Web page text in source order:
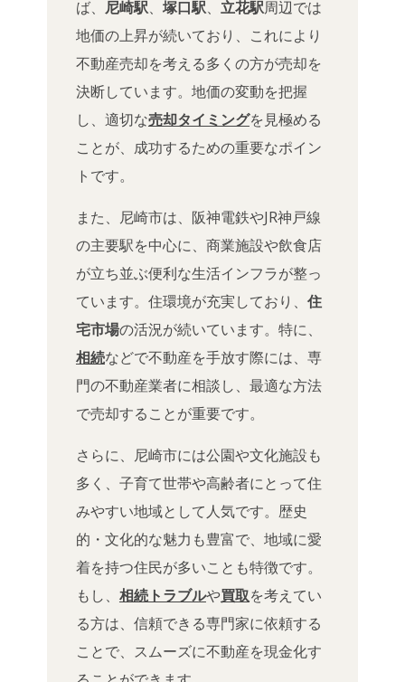
ば、 尼崎駅、 塚口駅、 立花駅周辺では
地価の上昇が続いており、これにより
不動産売却を考える多くの方が売却を
決断しています。地価の変動を把握
し、適切な売却タイミングを見極める
ことが、成功するための重要なポイン
トです。
また、尼崎市は、阪神電鉄やJR神戸線
の主要駅を中心に、商業施設や飲食店
が立ち並ぶ便利な生活インフラが整っ
ています。住環境が充実しており、 住
宅市場の活況が続いています。特に、
相続などで不動産を手放す際には、専
門の不動産業者に相談し、最適な方法
で売却することが重要です。
さらに、尼崎市には公園や文化施設も
多く、子育て世帯や高齢者にとって住
みやすい地域として人気です。歴史
的・文化的な魅力も豊富で、地域に愛
着を持つ住民が多いことも特徴です。
もし、 相続トラブルや買取を考えてい
る方は、信頼できる専門家に依頼する
ことで、スムーズに不動産を現金化す